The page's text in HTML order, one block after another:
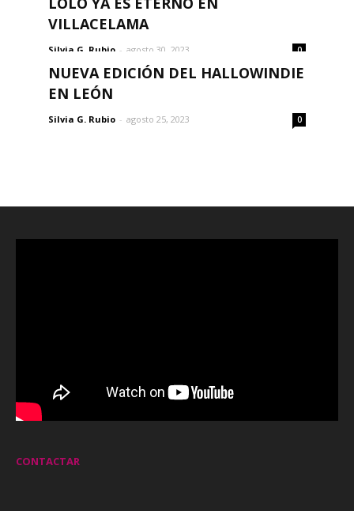
VILLACELAMA
Silvia G. Rubio - agosto 30, 2023 0
NUEVA EDICIÓN DEL HALLOWINDIE
EN LEÓN
Silvia G. Rubio - agosto 25, 2023 0
CONTACTAR